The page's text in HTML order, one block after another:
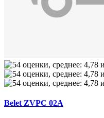
Belet ZVPC 02A